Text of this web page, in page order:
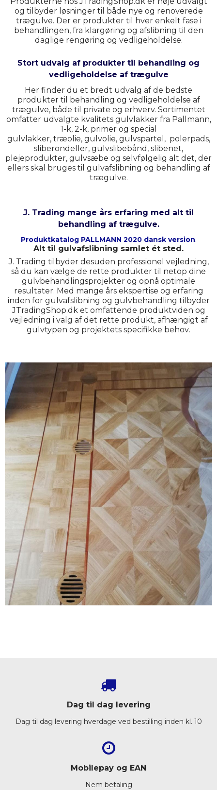
og tilbyder løsninger til både nye og renoverede
trægulve. Der er produkter til hver enkelt fase i
behandlingen, fra klargøring og afslibning til den
daglige rengøring og vedligeholdelse.
Stort udvalg af produkter til behandling og
vedligeholdelse af trægulve
Her finder du et bredt udvalg af de bedste
produkter til behandling og vedligeholdelse af
trægulve, både til private og erhverv. Sortimentet
omfatter udvalgte kvalitets gulvlakker fra Pallmann,
1-k, 2-k, primer og special
gulvlakker, træolie, gulvolie, gulvspartel, polerpads,
sliberondeller, gulvslibebånd, slibenet,
plejeprodukter, gulvsæbe og selvfølgelig alt det, der
ellers skal bruges til gulvafslibning og behandling af
trægulve.
J. Trading mange års erfaring med alt til
behandling af trægulve.
Produktkatalog PALLMANN 2020 dansk version.
Alt til gulvafslibning samlet ét sted.
J. Trading tilbyder desuden professionel vejledning,
så du kan vælge de rette produkter til netop dine
gulvbehandlingsprojekter og opnå optimale
resultater. Med mange års ekspertise og erfaring
inden for gulvafslibning og gulvbehandling tilbyder
JTradingShop.dk et omfattende produktviden og
vejledning i valg af det rette produkt, afhængigt af
gulvtypen og projektets specifikke behov.
Dag til dag levering
Dag til dag levering hverdage ved bestilling inden kl. 10
Mobilepay og EAN
Nem betaling